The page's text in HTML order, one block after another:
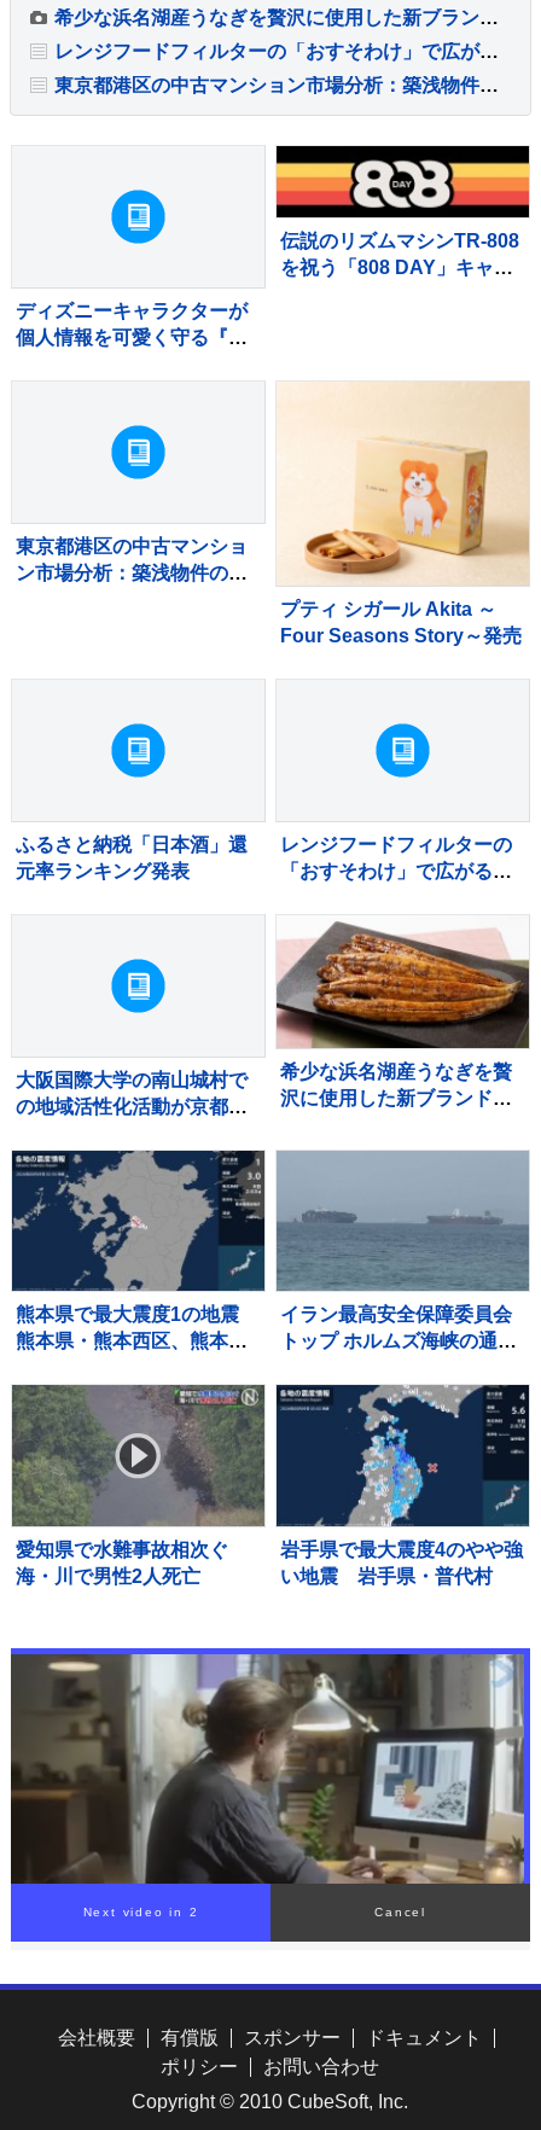
希少な浜名湖産うなぎを贅沢に使用した新ブランド「井口の誉」が誕生
レンジフードフィルターの「おすそわけ」で広がる予防掃除の輪
東京都港区の中古マンション市場分析：築浅物件の滞留と築古物件の堅調な需要
ディズニーキャラクターが
個人情報を可愛く守る『カ
伝説のリズムマシンTR-808
を祝う「808 DAY」キャン
東京都港区の中古マンショ
ン市場分析：築浅物件の滞
プティ シガール Akita ～
Four Seasons Story～発売
ふるさと納税「日本酒」還
元率ランキング発表
レンジフードフィルターの
「おすそわけ」で広がる予
大阪国際大学の南山城村で
の地域活性化活動が京都府
希少な浜名湖産うなぎを贅
沢に使用した新ブランド
熊本県で最大震度1の地震
熊本県・熊本西区、熊本南
美里町、甲佐町
イラン最高安全保障委員会
トップ ホルムズ海峡の通航
リカに制裁や海上封鎖の解
除など要求
愛知県で水難事故相次ぐ
海・川で男性2人死亡
岩手県で最大震度4のやや強
い地震 岩手県・普代村
Next video in 1 Cancel
会社概要 有償版 スポンサー
ドキュメント
ポリシー
お問い合わせ
Copyright © 2010 CubeSoft, Inc.